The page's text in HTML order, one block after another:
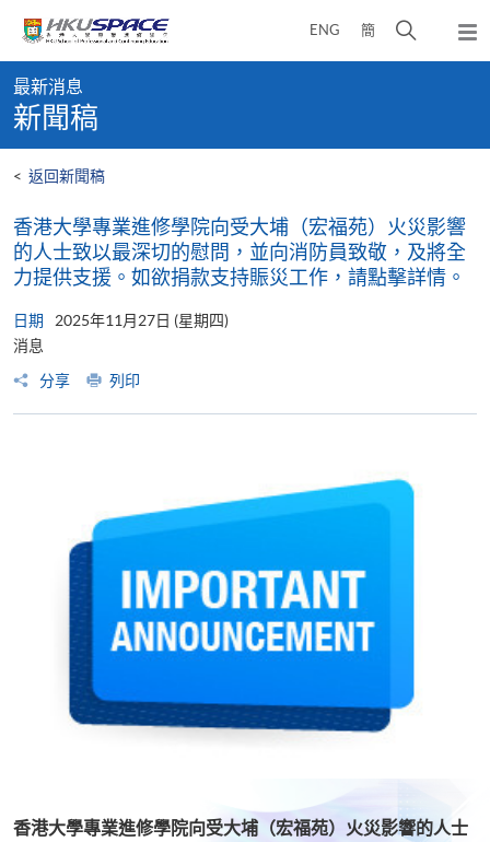
content
ENG 簡
開
彈
出
content
start
最新消息
新聞稿
< 返回新聞稿
香港大學專業進修學院向受大埔（宏福苑）火災影響
的人士致以最深切的慰問，並向消防員致敬，及將全
力提供支援。如欲捐款支持賑災工作，請點擊詳情。
日期
2025年11月27日 (星期四)
消息
分享
列印
香港大學專業進修學院向受大埔（宏福苑）火災影響的人士